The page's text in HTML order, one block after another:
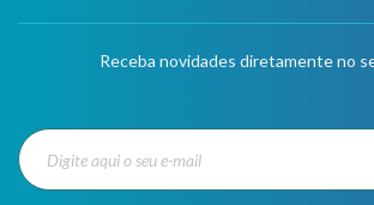
Receba novidades diretamente no